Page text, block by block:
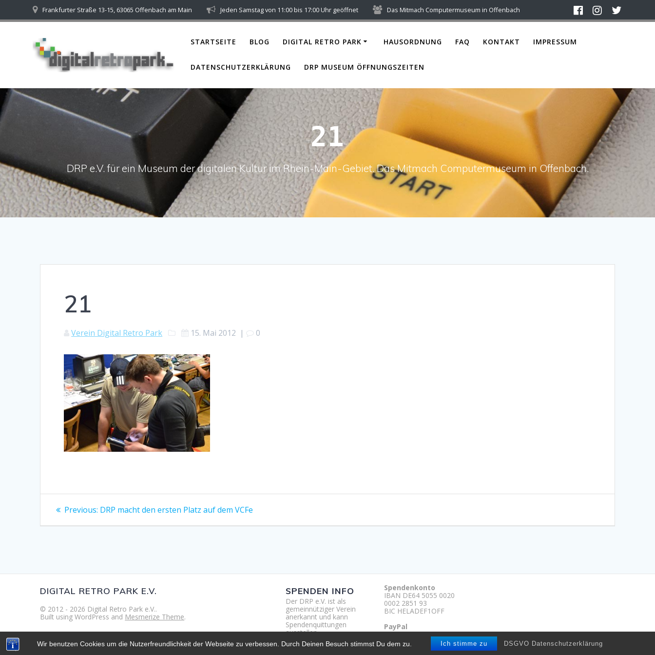
Wir benutzen Cookies um die Nutzerfreundlichkeit der Webseite zu verbessen. Durch Deinen Besuch stimmst Du dem zu. Ich stimme zu DSGVO Datenschutzerklärung
to
Frankfurter Straße 13-15, 63065 Offenbach am Main Jeden Samstag von 11:00 bis 17:00 Uhr geöffnet Das Mitmach Computermuseum in Offenbach
STARTSEITE BLOG DIGITAL RETRO PARK HAUSORDNUNG FAQ KONTAKT IMPRESSUM
DATENSCHUTZERKLÄRUNG DRP MUSEUM ÖFFNUNGSZEITEN
21
DRP e.V. für ein Museum der digitalen Kultur im Rhein-Main-Gebiet. Das Mitmach Computermuseum in Offenbach.
21
Verein Digital Retro Park 15. Mai 2012 | 0
Beitragsnavigation
Previous: Previous
DRP macht den ersten Platz auf dem VCFe
DIGITAL RETRO PARK E.V.
© 2012 - 2026 Digital Retro Park e.V..
Built using WordPress and Mesmerize Theme.
SPENDEN INFO
Der DRP e.V. ist als
gemeinnütziger Verein
anerkannt und kann
Spendenquittungen
ausstellen.
Spendenkonto
IBAN DE64 5055 0020
0002 2851 93
BIC HELADEF1OFF
PayPal
http://paypal.me/drpmuse
um